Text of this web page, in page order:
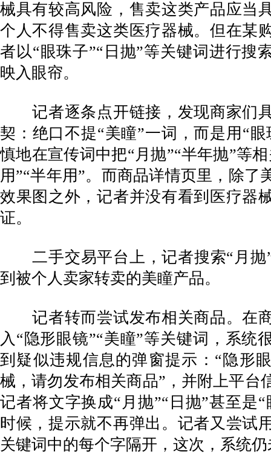
械具有较高风险，售卖这类产品应当
个人不得售卖这类医疗器械。但在某
者以“眼珠子”“日抛”等关键词进行搜
映入眼帘。
记者逐条点开链接，发现商家们
契：绝口不提“美瞳”一词，而是用“
慎地在宣传词中把“月抛”“半年抛”等
用”“半年用”。而商品详情页里，除了
效果图之外，记者并没有看到医疗器
证。
二手交易平台上，记者搜索“月抛
到被个人卖家转卖的美瞳产品。
记者转而尝试发布相关商品。在
入“隐形眼镜”“美瞳”等关键词，系统
到疑似违规信息的弹窗提示：“隐形
械，请勿发布相关商品”，并附上平台
记者将文字换成“月抛”“日抛”甚至是
时候，提示就不再弹出。记者又尝试
关键词中的每个字隔开，这次，系统